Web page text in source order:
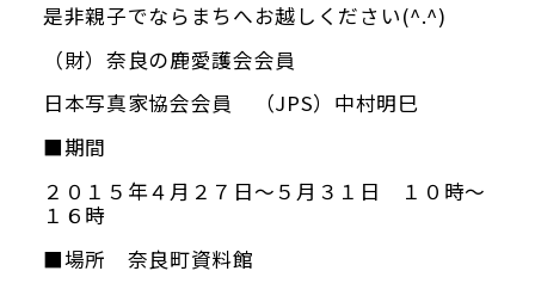
お知らせ
ブログ
是非親子でならまちへお越しください(^.^)
（財）奈良の鹿愛護会会員
日本写真家協会会員 （JPS）中村明巳
■期間
２０１５年４月２７日～５月３１日 １０時～
１６時
■場所 奈良町資料館